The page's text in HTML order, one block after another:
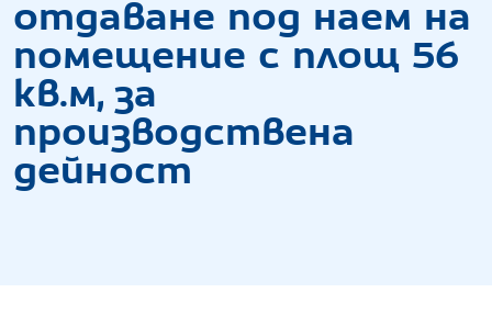
отдаване под наем на
помещение с площ 56
кв.м, за
производствена
дейност